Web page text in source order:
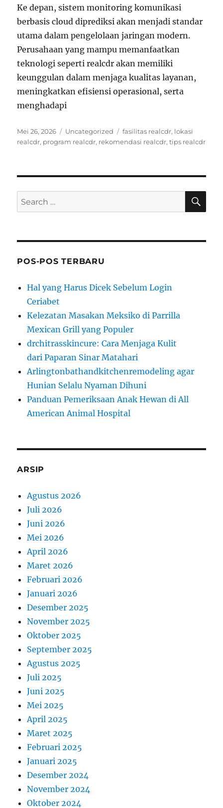
Ke depan, sistem monitoring komunikasi
berbasis cloud diprediksi akan menjadi standar
utama dalam pengelolaan jaringan modern.
Perusahaan yang mampu memanfaatkan
teknologi seperti realcdr akan memiliki
keunggulan dalam menjaga kualitas layanan,
meningkatkan efisiensi operasional, serta
menghadapi
Posted
on
Mei 26, 2026 Categories
Uncategorized Tags
fasilitas realcdr, lokasi
realcdr, program realcdr, rekomendasi realcdr,tips realcdr
Search
for:
POS-POS TERBARU
Hal yang Harus Dicek Sebelum Login
Ceriabet
Kelezatan Masakan Meksiko di Parrilla
Mexican Grill yang Populer
drchitrasskincure: Cara Menjaga Kulit
dari Paparan Sinar Matahari
Arlingtonbathandkitchenremodeling agar
Hunian Selalu Nyaman Dihuni
Panduan Pemeriksaan Anak Hewan di All
American Animal Hospital
ARSIP
Agustus 2026
Juli 2026
Juni 2026
Mei 2026
April 2026
Maret 2026
Februari 2026
Januari 2026
Desember 2025
November 2025
Oktober 2025
September 2025
Agustus 2025
Juli 2025
Juni 2025
Mei 2025
April 2025
Maret 2025
Februari 2025
Januari 2025
Desember 2024
November 2024
Oktober 2024